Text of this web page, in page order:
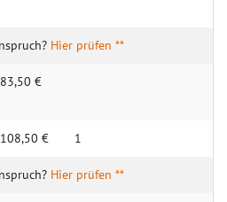
Hier prüfen **
83,50 €
108,50 € 1
Hier prüfen **